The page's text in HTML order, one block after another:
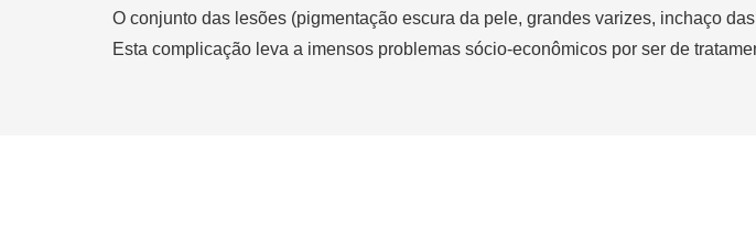
O conjunto das lesões (pigmentação escura da pele, grandes varizes, inchaço
Esta complicação leva a imensos problemas sócio-econômicos por ser de